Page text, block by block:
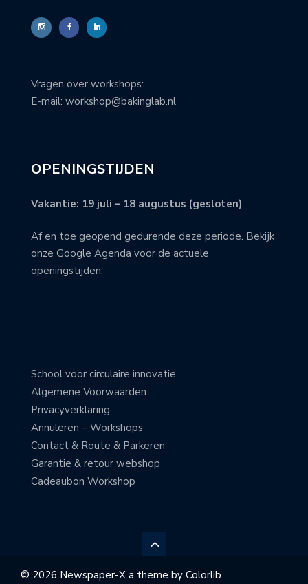
Vragen over workshops:
E-mail: workshop@bakinglab.nl
OPENINGSTIJDEN
Vakantie: 19 juli – 18 augustus (gesloten)
Af en toe geopend gedurende deze periode. Bekijk
onze Google Agenda voor de actuele
openingstijden.
School voor circulaire innovatie
Algemene Voorwaarden
Privacyverklaring
Annuleren – Workshops
Contact & Route & Parkeren
Garantie & retour webshop
Cadeaubon Workshop
© 2026 Newspaper-X a theme by Colorlib